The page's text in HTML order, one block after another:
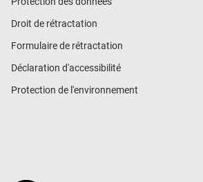
Droit de rétractation
Formulaire de rétractation
Déclaration d'accessibilité
Protection de l'environnement